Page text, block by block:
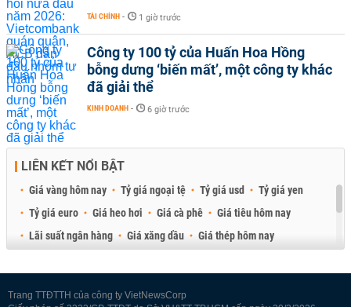
TÀI CHÍNH - 1 giờ trước
Công ty 100 tỷ của Huấn Hoa Hồng
bỗng dưng ‘biến mất’, một công ty khác
đã giải thể
KINH DOANH - 6 giờ trước
LIÊN KẾT NỔI BẬT
Giá vàng hôm nay Tỷ giá ngoại tệ Tỷ giá usd
Tỷ giá yen
Tỷ giá euro
Giá heo hơi Giá cà phê
Giá tiêu hôm nay
Lãi suất ngân hàng
Giá xăng dầu
Giá thép hôm nay
Trang TTĐTTH của công ty VietNewsCorp